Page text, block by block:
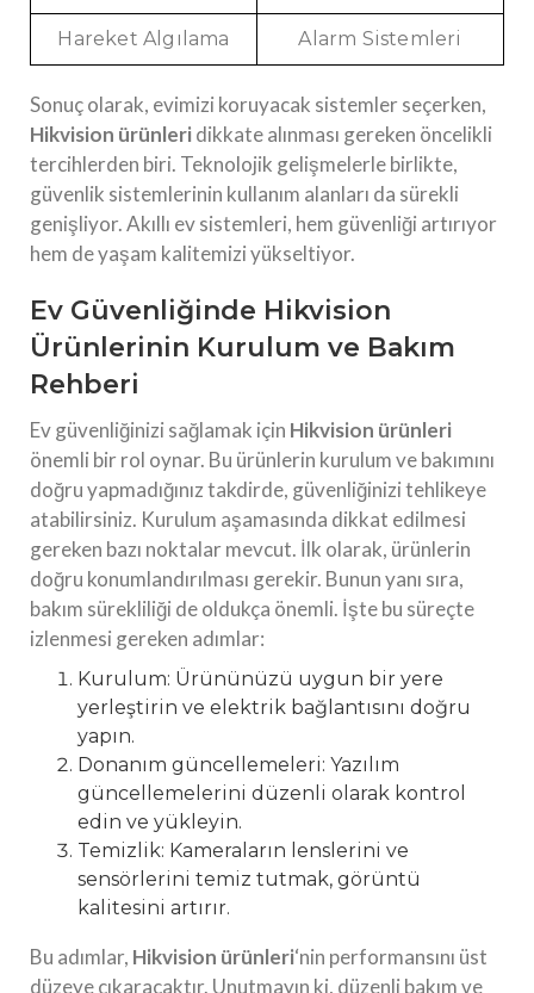
Hareket Algılama Alarm Sistemleri
Sonuç olarak, evimizi koruyacak sistemler seçerken,
Hikvision ürünleridikkate alınması gereken öncelikli
tercihlerden biri. Teknolojik gelişmelerle birlikte,
güvenlik sistemlerinin kullanım alanları da sürekli
genişliyor. Akıllı ev sistemleri, hem güvenliği artırıyor
hem de yaşam kalitemizi yükseltiyor.
Ev Güvenliğinde Hikvision
Ürünlerinin Kurulum ve Bakım
Rehberi
Ev güvenliğinizi sağlamak için Hikvision ürünleri
önemli bir rol oynar. Bu ürünlerin kurulum ve bakımını
doğru yapmadığınız takdirde, güvenliğinizi tehlikeye
atabilirsiniz. Kurulum aşamasında dikkat edilmesi
gereken bazı noktalar mevcut. İlk olarak, ürünlerin
doğru konumlandırılması gerekir. Bunun yanı sıra,
bakım sürekliliği de oldukça önemli. İşte bu süreçte
izlenmesi gereken adımlar:
Kurulum: Ürününüzü uygun bir yere
yerleştirin ve elektrik bağlantısını doğru
yapın.
Donanım güncellemeleri: Yazılım
güncellemelerini düzenli olarak kontrol
edin ve yükleyin.
Temizlik: Kameraların lenslerini ve
sensörlerini temiz tutmak, görüntü
kalitesini artırır.
Bu adımlar, Hikvision ürünleri‘nin performansını üst
düzeye çıkaracaktır. Unutmayın ki, düzenli bakım ve